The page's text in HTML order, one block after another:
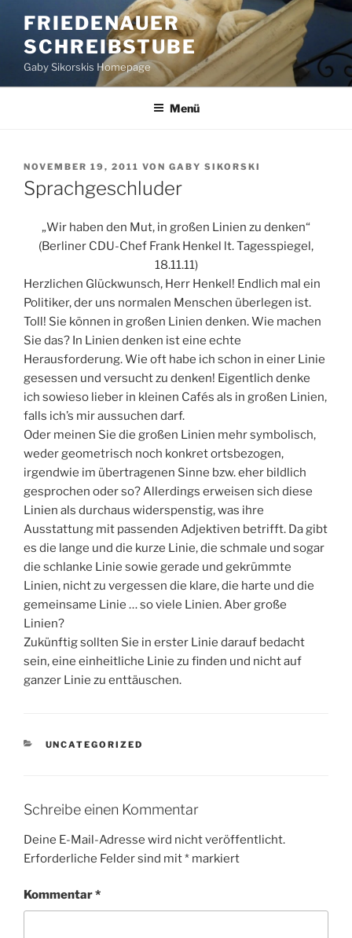
Inhalt
springen
FRIEDENAUER
SCHREIBSTUBE
Gaby Sikorskis Homepage
Menü
VERÖFFENTLICHT
AM
NOVEMBER 19, 2011 VON GABY SIKORSKI
Sprachgeschluder
„Wir haben den Mut, in großen Linien zu denken“
(Berliner CDU-Chef Frank Henkel lt. Tagesspiegel,
18.11.11)
Herzlichen Glückwunsch, Herr Henkel! Endlich mal ein
Politiker, der uns normalen Menschen überlegen ist.
Toll! Sie können in großen Linien denken. Wie machen
Sie das? In Linien denken ist eine echte
Herausforderung. Wie oft habe ich schon in einer Linie
gesessen und versucht zu denken! Eigentlich denke
ich sowieso lieber in kleinen Cafés als in großen Linien,
falls ich’s mir aussuchen darf.
Oder meinen Sie die großen Linien mehr symbolisch,
weder geometrisch noch konkret ortsbezogen,
irgendwie im übertragenen Sinne bzw. eher bildlich
gesprochen oder so? Allerdings erweisen sich diese
Linien als durchaus widerspenstig, was ihre
Ausstattung mit passenden Adjektiven betrifft. Da gibt
es die lange und die kurze Linie, die schmale und sogar
die schlanke Linie sowie gerade und gekrümmte
Linien, nicht zu vergessen die klare, die harte und die
gemeinsame Linie … so viele Linien. Aber große
Linien?
Zukünftig sollten Sie in erster Linie darauf bedacht
sein, eine einheitliche Linie zu finden und nicht auf
ganzer Linie zu enttäuschen.
KATEGORIEN
UNCATEGORIZED
Schreibe einen Kommentar
Deine E-Mail-Adresse wird nicht veröffentlicht.
Erforderliche Felder sind mit* markiert
Kommentar*